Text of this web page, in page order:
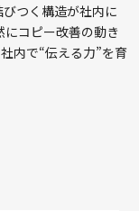
つく構造が社内に
コピー改善の動き
内で“伝える力”を育